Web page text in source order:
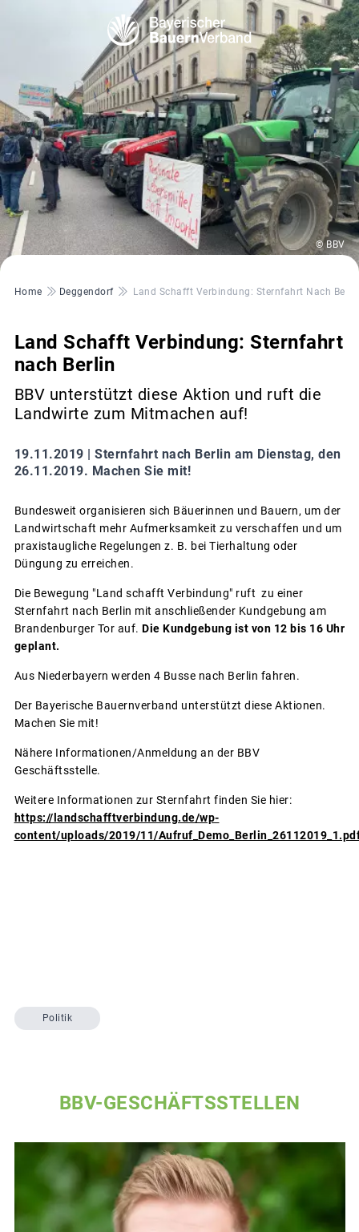
© BBV
Pfadnavigation
Home Deggendorf Land Schafft Verbindung: Sternfahrt Nach
Land Schafft Verbindung: Sternfahrt
nach Berlin
BBV unterstützt diese Aktion und ruft die
Landwirte zum Mitmachen auf!
19.11.2019 | Sternfahrt nach Berlin am Dienstag, den
26.11.2019. Machen Sie mit!
Bundesweit organisieren sich Bäuerinnen und Bauern, um der
Landwirtschaft mehr Aufmerksamkeit zu verschaffen und um
praxistaugliche Regelungen z. B. bei Tierhaltung oder
Düngung zu erreichen.
Die Bewegung "Land schafft Verbindung" ruft zu einer
Sternfahrt nach Berlin mit anschließender Kundgebung am
Brandenburger Tor auf. Die Kundgebung ist von 12 bis 16 Uhr
geplant.
Aus Niederbayern werden 4 Busse nach Berlin fahren.
Der Bayerische Bauernverband unterstützt diese Aktionen.
Machen Sie mit!
Nähere Informationen/Anmeldung an der BBV
Geschäftsstelle.
Weitere Informationen zur Sternfahrt finden Sie hier:
https://landschafftverbindung.de/wp-
content/uploads/2019/11/
Politik
BBV-GESCHÄFTSSTELLEN